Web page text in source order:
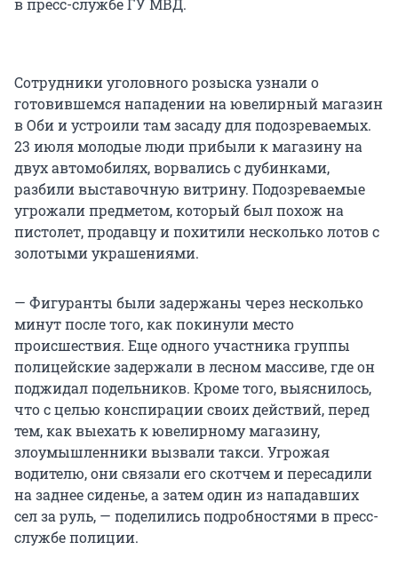
Сотрудники уголовного розыска узнали о
готовившемся нападении на ювелирный магазин
в Оби и устроили там засаду для подозреваемых.
23 июля молодые люди прибыли к магазину на
двух автомобилях, ворвались с дубинками,
разбили выставочную витрину. Подозреваемые
угрожали предметом, который был похож на
пистолет, продавцу и похитили несколько лотов с
золотыми украшениями.
— Фигуранты были задержаны через несколько
минут после того, как покинули место
происшествия. Еще одного участника группы
полицейские задержали в лесном массиве, где он
поджидал подельников. Кроме того, выяснилось,
что с целью конспирации своих действий, перед
тем, как выехать к ювелирному магазину,
злоумышленники вызвали такси. Угрожая
водителю, они связали его скотчем и пересадили
на заднее сиденье, а затем один из нападавших
сел за руль, — поделились подробностями в пресс-
службе полиции.